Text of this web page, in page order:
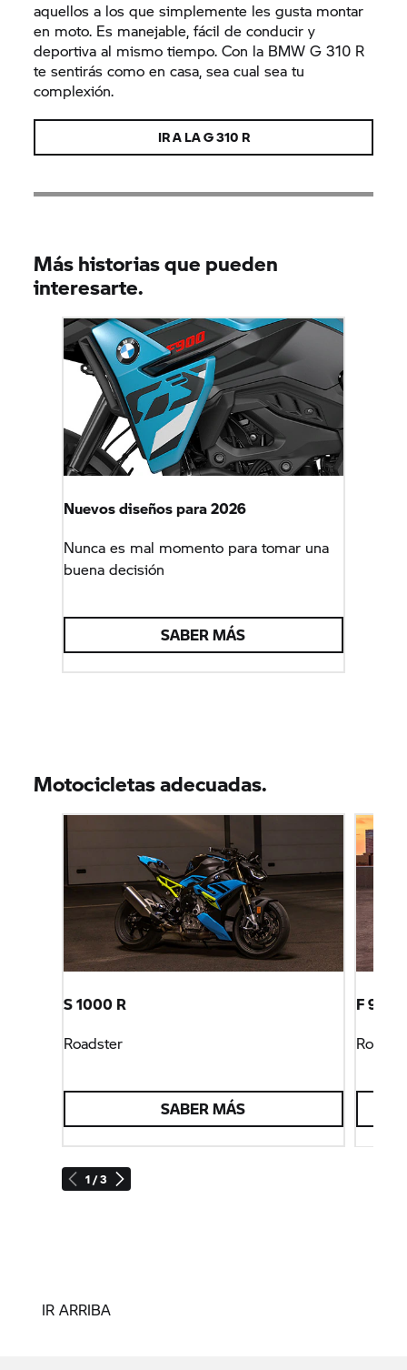
aquellos a los que simplemente les gusta montar
en moto. Es manejable, fácil de conducir y
deportiva al mismo tiempo. Con la BMWG 310 R
te sentirás como en casa, sea cual sea tu
complexión.
IR A LAG 310 R
Más historias que pueden
interesarte.
Nuevos diseños para 2026
Nunca es mal momento para tomar una
buena decisión
SABER MÁS
Motocicletas adecuadas.
1 / 3
S 1000 R
Roadster
SABER MÁS
F 900
IR ARRIBA